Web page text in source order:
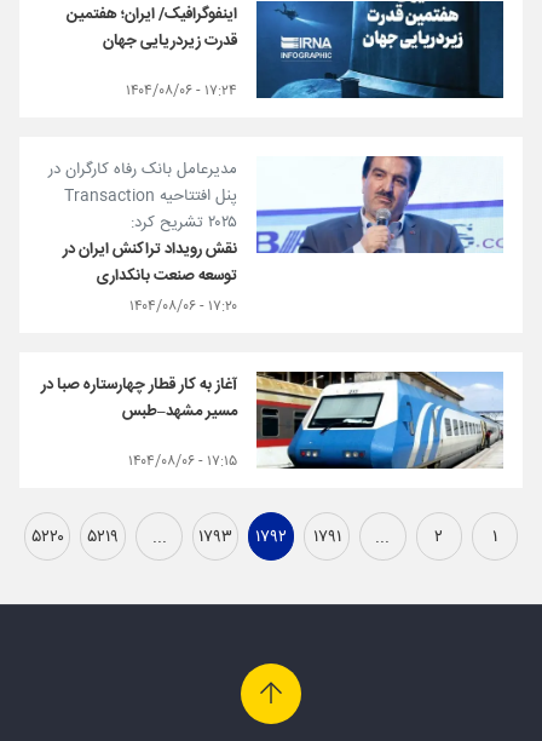
اینفوگرافیک/ ایران؛ هفتمین
قدرت زیردریایی جهان
۱۷:۲۴ - ۱۴۰۴/۰۸/۰۶
مدیرعامل بانک رفاه کارگران در
پنل افتتاحیه Transaction
۲۰۲۵ تشریح کرد:
نقش رویداد تراکنش ایران در
توسعه صنعت بانکداری
۱۷:۲۰ - ۱۴۰۴/۰۸/۰۶
آغاز به کار قطار چهارستاره صبا در
مسیر مشهد–طبس
۱۷:۱۵ - ۱۴۰۴/۰۸/۰۶
۱ ۲ ... ۱۷۹۱ ۱۷۹۲ ۱۷۹۳ ... ۵۲۱۹ ۵۲۲۰